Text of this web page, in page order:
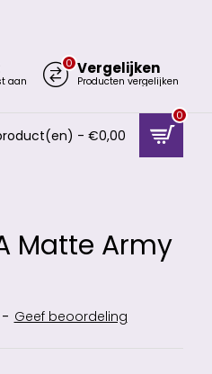
aan
Vergelijken
Producten vergelijken
0
- €0,00
0
Matte Army
- Geef beoordeling